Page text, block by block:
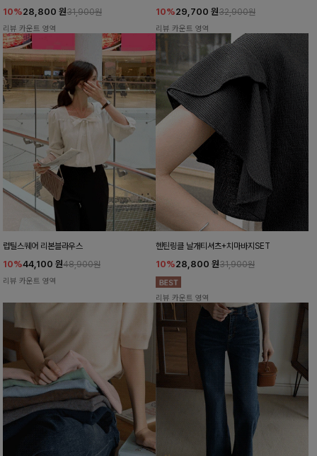
10%28,800 원31,900원
리뷰 카운트 영역
10%29,700 원32,900원
리뷰 카운트 영역
럽틸스퀘어 리본블라우스
10%44,100 원48,900원
리뷰 카운트 영역
헨틴링클 날개티셔츠+치마바지SET
10%28,800 원31,900원
리뷰 카운트 영역